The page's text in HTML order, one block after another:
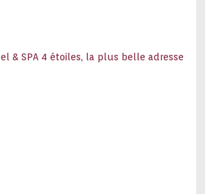
& SPA 4 étoiles, la plus belle adresse